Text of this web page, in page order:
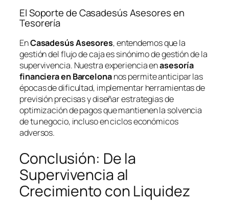
El Soporte de Casadesús Asesores en
Tesorería
EnCasadesús Asesores, entendemos que la
gestión del flujo de caja es sinónimo de gestión de la
supervivencia. Nuestra experiencia enasesoría
financiera en Barcelonanos permite anticipar las
épocas de dificultad, implementar herramientas de
previsión precisas y diseñar estrategias de
optimización de pagos que mantienen la solvencia
de tu negocio, incluso en ciclos económicos
adversos.
Conclusión: De la
Supervivencia al
Crecimiento con Liquidez